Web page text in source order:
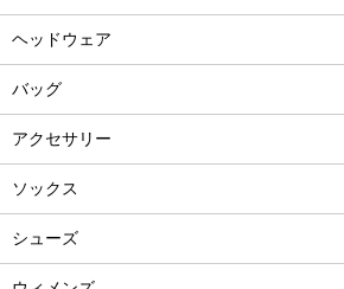
ヘッドウェア
バッグ
アクセサリー
ソックス
シューズ